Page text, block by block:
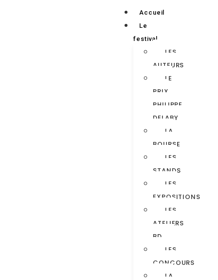
Accueil
Le
festival
LES
AUTEURS
LE
PRIX
PHILIPPE
DELABY
LA
BOURSE
LES
STANDS
LES
EXPOSITIONS
LES
ATELIERS
BD
LES
CONCOURS
LA